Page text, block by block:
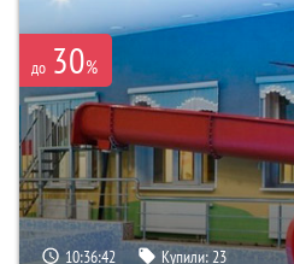
до 30%
10:36:41 Купили:23